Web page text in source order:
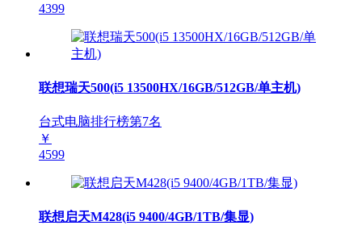
4399
联想瑞天500(i5 13500HX/16GB/512GB/单主机)
台式电脑排行榜第7名
￥
4599
联想启天M428(i5 9400/4GB/1TB/集显)